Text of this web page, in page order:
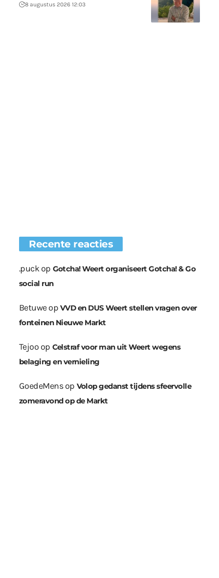
8 augustus 2026 12:03
Recente reacties
.puckop Gotcha! Weert organiseert Gotcha! & Go
social run
Betuweop VVD en DUS Weert stellen vragen over
fonteinen Nieuwe Markt
Tejoo op Celstraf voor man uit Weert wegens
belaging en vernieling
GoedeMensop Volop gedanst tijdens sfeervolle
zomeravond op de Markt